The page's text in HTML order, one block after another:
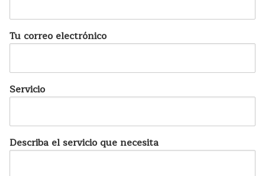
Tu correo electrónico
Servicio
Describa el servicio que necesita